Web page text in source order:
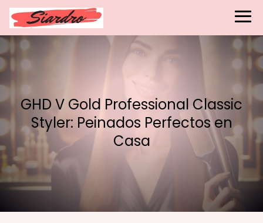
GHD V Gold Professional Classic
Styler: Peinados Perfectos en
Casa